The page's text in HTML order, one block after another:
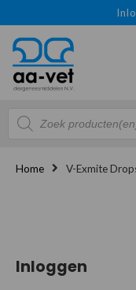
Producten
zoeken
Home V-Exmite
Inloggen